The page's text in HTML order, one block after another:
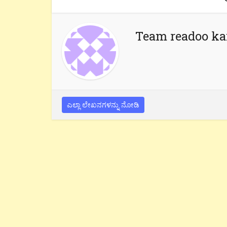
Team readoo
ಎಲ್ಲಾ ಲೇಖನಗಳನ್ನು ನೋಡಿ